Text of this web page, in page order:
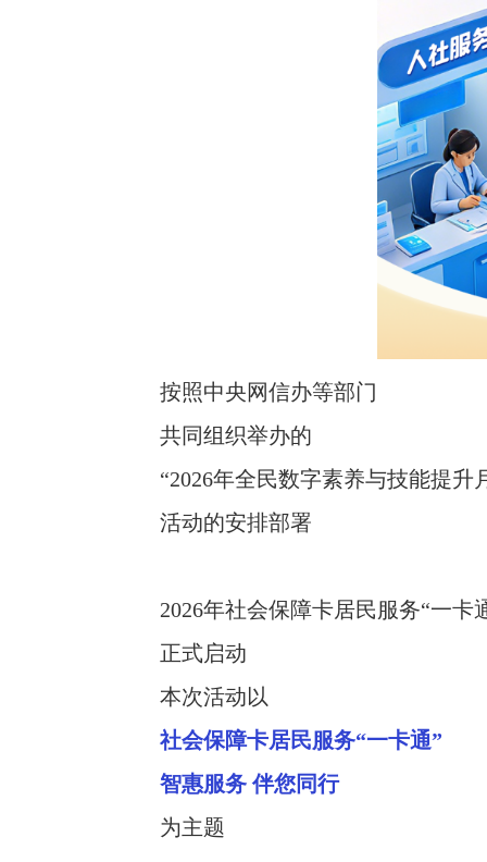
按照中央网信办等部门
共同组织举办的
“2026年全民数字素养与技能提升
活动的安排部署
2026年社会保障卡居民服务“一
正式启动
本次活动以
社会保障卡居民服务“一卡通”
智惠服务 伴您同行
为主题